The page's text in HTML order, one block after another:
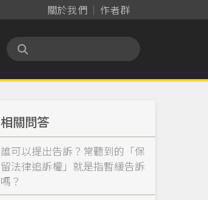
關於我們 作者群
相關問答
誰可以提出告訴？常聽到的「保
留法律追訴權」就是指暫緩告訴
嗎？